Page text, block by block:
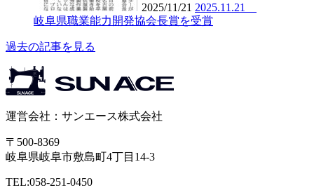
2025/11/21 2025.11.21
岐阜県職業能力開発協会長賞を受賞
過去の記事を見る
運営会社：サンエース株式会社
〒500-8369
岐阜県岐阜市敷島町4丁目14-3
TEL:058-251-0450